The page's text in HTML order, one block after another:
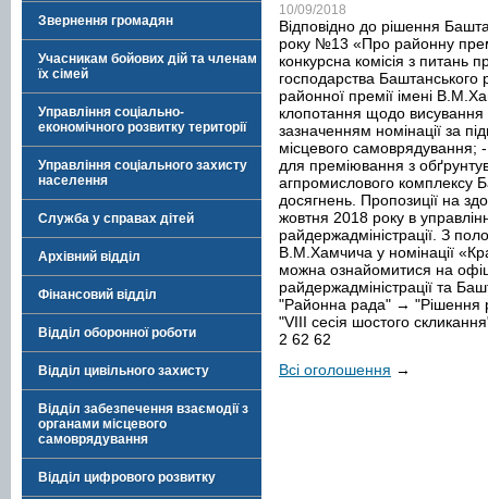
Звернення громадян
Учасникам бойових дій та членам
їх сімей
Управління соціально-
економічного розвитку території
Управління соціального захисту
населення
Служба у справах дітей
Архівний відділ
Фінансовий відділ
Відділ оборонної роботи
Відділ цивільного захисту
Відділ забезпечення взаємодії з
органами місцевого
самоврядування
Відділ цифрового розвитку
10/09/2018
Відповідно до рішення
року №13 «Про районну
конкурсна комісія з питань
господарства Баштанського
районної премії імені
клопотання щодо висування
зазначенням номінації за
місцевого самоврядування;
для преміювання з
агпромислового комплексу
досягнень. Пропозиції на
жовтня 2018 року в
райдержадміністрації. З
В.М.Хамчича у номінації
можна ознайомитися на
райдержадміністрації та
"Районна рада" → "Рішення
"VIII сесія шостого
2 62 62
Всі оголошення →